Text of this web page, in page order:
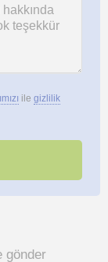
ile gizlilik
gönder